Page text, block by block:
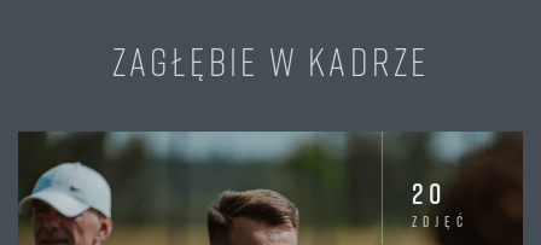
ZAGŁĘBIE W KADRZE
20
zdjęć